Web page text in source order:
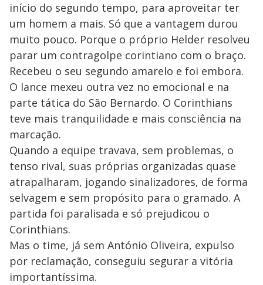
início do segundo tempo, para aproveitar ter
um homem a mais. Só que a vantagem durou
muito pouco. Porque o próprio Helder resolveu
parar um contragolpe corintiano com o braço.
Recebeu o seu segundo amarelo e foi embora.
O lance mexeu outra vez no emocional e na
parte tática do São Bernardo. O Corinthians
teve mais tranquilidade e mais consciência na
marcação.
Quando a equipe travava, sem problemas, o
tenso rival, suas próprias organizadas quase
atrapalharam, jogando sinalizadores, de forma
selvagem e sem propósito para o gramado. A
partida foi paralisada e só prejudicou o
Corinthians.
Mas o time, já sem António Oliveira, expulso
por reclamação, conseguiu segurar a vitória
importantíssima.